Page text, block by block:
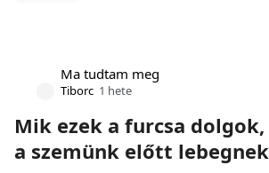
Ma tudtam meg
Tiborc 1 hete
Mik ezek a furcsa
a szemünk előtt